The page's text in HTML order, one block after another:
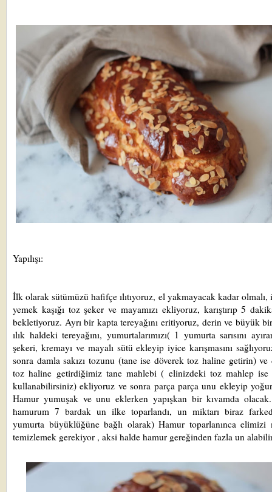
Yapılışı:
İlk olarak sütümüzü hafifçe ılıtıyoruz, el yakmayacak kadar
yemek kaşığı toz şeker ve mayamızı ekliyoruz, karıştırıp 5
bekletiyoruz. Ayrı bir kapta tereyağını eritiyoruz, derin ve büyük
ılık haldeki tereyağını, yumurtalarımızı( 1 yumurta sarısını
şekeri, kremayı ve mayalı sütü ekleyip iyice karışmasını
sonra damla sakızı tozunu (tane ise döverek toz haline getirin) ve
toz haline getirdiğimiz tane mahlebi ( elinizdeki toz mahlep
kullanabilirsiniz) ekliyoruz ve sonra parça parça unu ekleyip
Hamur yumuşak ve unu eklerken yapışkan bir kıvamda
hamurum 7 bardak un ilke toparlandı, un miktarı biraz
yumurta büyüklüğüne bağlı olarak) Hamur toparlanınca elimizi
temizlemek gerekiyor , aksi halde hamur gereğinden fazla un